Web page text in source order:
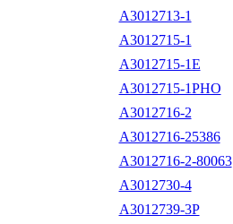
A3012713-1
A3012715-1
A3012715-1E
A3012715-1PHO
A3012716-2
A3012716-25386
A3012716-2-80063
A3012730-4
A3012739-3P